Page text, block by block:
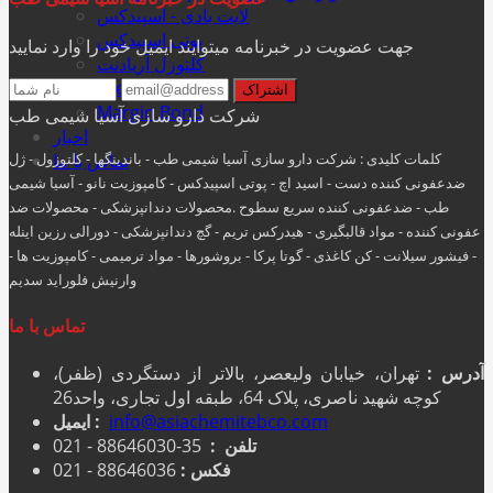
لایت بادی - اسپیدکس
پوتی اسپیدکس
کلتوزل آریادنت
Ever Glow
Margin Bond
اخبار
تماس با ما
جهت عضویت در خبرنامه میتوایند ایمیل خود را وارد نمایید
شرکت دارو سازی آسیا شیمی طب
کلمات کلیدی : شرکت دارو سازی آسیا شیمی طب - باندینگها - کلتوزول - ژل
ضدعفونی کننده دست - اسید اچ - پوتی اسپیدکس - کامپوزیت نانو - آسیا شیمی
طب - ضدعفونی کننده سریع سطوح .محصولات دندانپزشکی - محصولات ضد
عفونی کننده - مواد قالبگیری - هيدركس تريم - گچ دندانپزشکی - دورالی رزین اینله
- فیشور سیلانت - کن کاغذی - گوتا پرکا - بروشورها - مواد ترمیمی - کامپوزیت ها -
وارنیش فلوراید سدیم
تماس با ما
آدرس : تهران، خیابان ولیعصر، بالاتر از دستگردی (ظفر)،
کوچه شهید ناصری، پلاک 64، طبقه اول تجاری، واحد26
ایمیل : info@asiachemitebco.com
تلفن :
فکس :